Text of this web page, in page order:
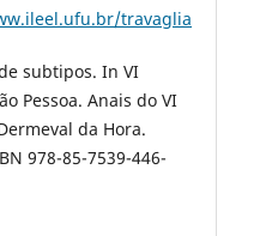
travaglia
subtipos. In VI
Pessoa. Anais do VI
da Hora.
978-85-7539-446-